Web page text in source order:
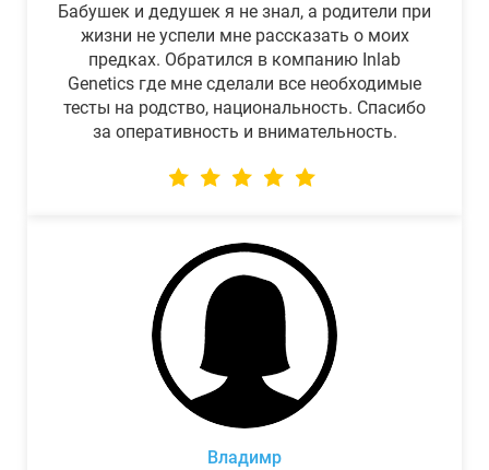
Бабушек и дедушек я не знал, а родители при
жизни не успели мне рассказать о моих
предках. Обратился в компанию Inlab
Genetics где мне сделали все необходимые
тесты на родство, национальность. Спасибо
за оперативность и внимательность.
Владимр